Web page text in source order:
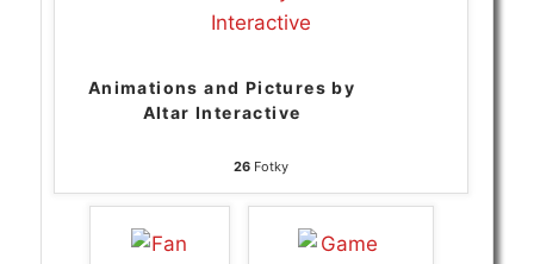
Animations and Pictures by
Altar Interactive
26 Fotky